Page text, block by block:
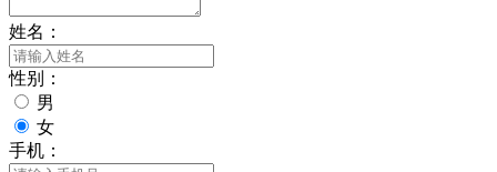
姓名：
性别：
男
女
手机：